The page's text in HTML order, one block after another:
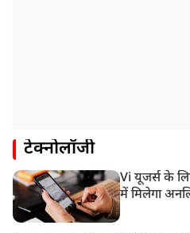
टेक्नोलॉजी
Vi यूजर्स के
में मिलेगा